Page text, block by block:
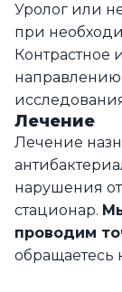
Уролог или
при
Контрастное
Лечение
Лечение
нарушения
стационар.
проводим
обращаетесь